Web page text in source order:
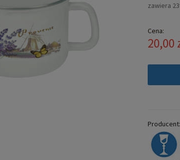
zawiera
Cena:
20,00
Producent: